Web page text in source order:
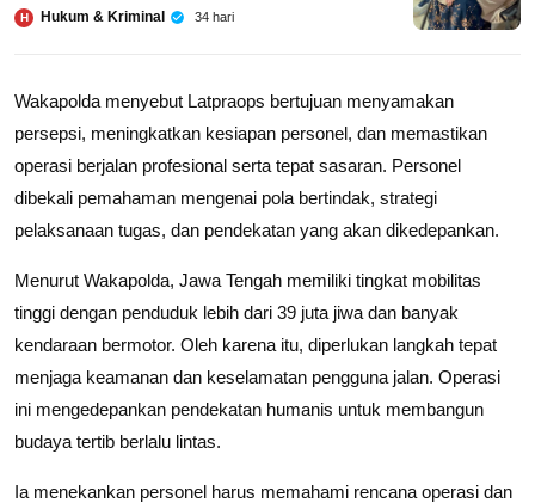
H Hukum & Kriminal 34 hari
Wakapolda menyebut Latpraops bertujuan menyamakan
persepsi, meningkatkan kesiapan personel, dan memastikan
operasi berjalan profesional serta tepat sasaran. Personel
dibekali pemahaman mengenai pola bertindak, strategi
pelaksanaan tugas, dan pendekatan yang akan dikedepankan.
Menurut Wakapolda, Jawa Tengah memiliki tingkat mobilitas
tinggi dengan penduduk lebih dari 39 juta jiwa dan banyak
kendaraan bermotor. Oleh karena itu, diperlukan langkah tepat
menjaga keamanan dan keselamatan pengguna jalan. Operasi
ini mengedepankan pendekatan humanis untuk membangun
budaya tertib berlalu lintas.
Ia menekankan personel harus memahami rencana operasi dan